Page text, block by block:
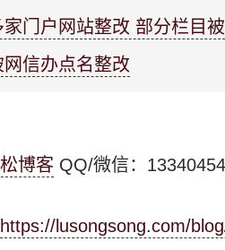
家门户网站整改 部分栏目
信办点名整改
博客 QQ/微信：13340454
https://lusongsong.com/